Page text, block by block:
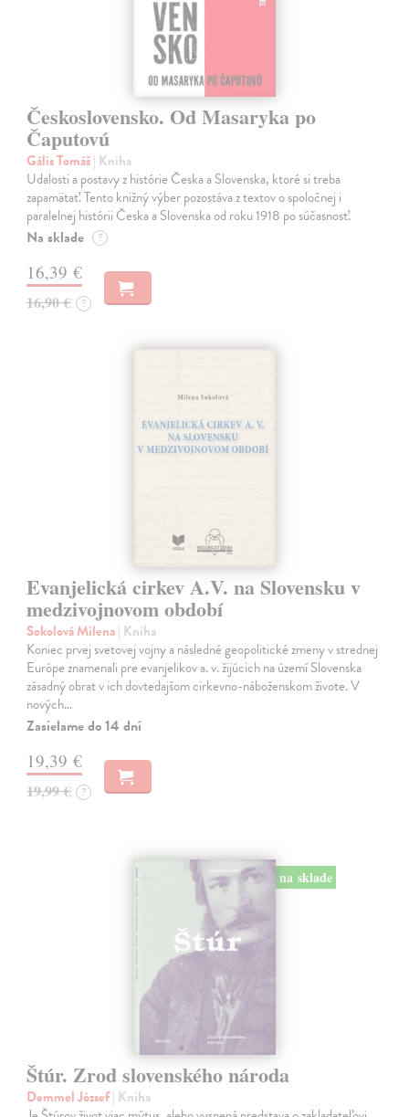
Československo. Od Masaryka po
Čaputovú
Gális Tomáš| Kniha
Udalosti a postavy z histórie Česka a Slovenska, ktoré si treba
zapamätať. Tento knižný výber pozostáva z textov o spoločnej i
paralelnej histórii Česka a Slovenska od roku 1918 po súčasnosť.
Na sklade ?
16,39 €
16,90 € ?
Evanjelická cirkev A.V. na Slovensku v
medzivojnovom období
Sokolová Milena| Kniha
Koniec prvej svetovej vojny a následné geopolitické zmeny v strednej
Európe znamenali pre evanjelikov a. v. žijúcich na území Slovenska
zásadný obrat v ich dovtedajšom cirkevno-náboženskom živote. V
nových…
Zasielame do 14 dní
19,39 €
19,99 € ?
na sklade
Štúr. Zrod slovenského národa
Demmel József| Kniha